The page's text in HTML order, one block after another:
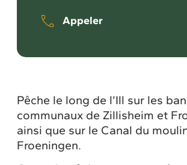
Appeler
Pêche le long de l’Ill sur les
communaux de Zillisheim et
ainsi que sur le Canal du
Froeningen.